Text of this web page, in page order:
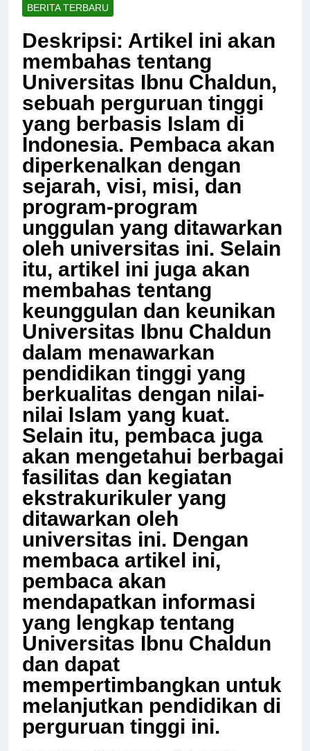
BERITA TERBARU
Deskripsi: Artikel ini akan
membahas tentang
Universitas Ibnu Chaldun,
sebuah perguruan tinggi
yang berbasis Islam di
Indonesia. Pembaca akan
diperkenalkan dengan
sejarah, visi, misi, dan
program-program
unggulan yang ditawarkan
oleh universitas ini. Selain
itu, artikel ini juga akan
membahas tentang
keunggulan dan keunikan
Universitas Ibnu Chaldun
dalam menawarkan
pendidikan tinggi yang
berkualitas dengan nilai-
nilai Islam yang kuat.
Selain itu, pembaca juga
akan mengetahui berbagai
fasilitas dan kegiatan
ekstrakurikuler yang
ditawarkan oleh
universitas ini. Dengan
membaca artikel ini,
pembaca akan
mendapatkan informasi
yang lengkap tentang
Universitas Ibnu Chaldun
dan dapat
mempertimbangkan untuk
melanjutkan pendidikan di
perguruan tinggi ini.